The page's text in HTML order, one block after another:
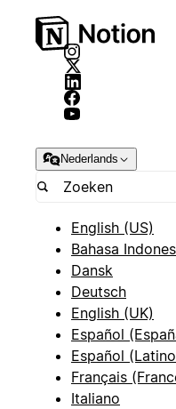
Nederlands
English (US)
Bahasa
Dansk
Deutsch
English (UK)
Español
Español
Français
Italiano